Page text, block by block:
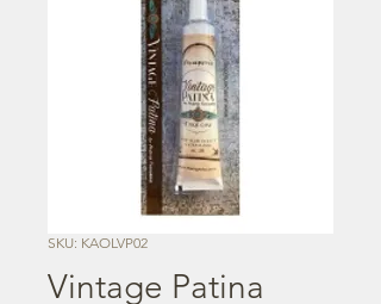
SKU: KAOLVP02
Vintage Patina